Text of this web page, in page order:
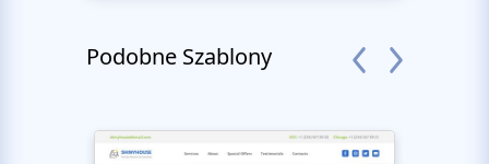
Podobne Szablony